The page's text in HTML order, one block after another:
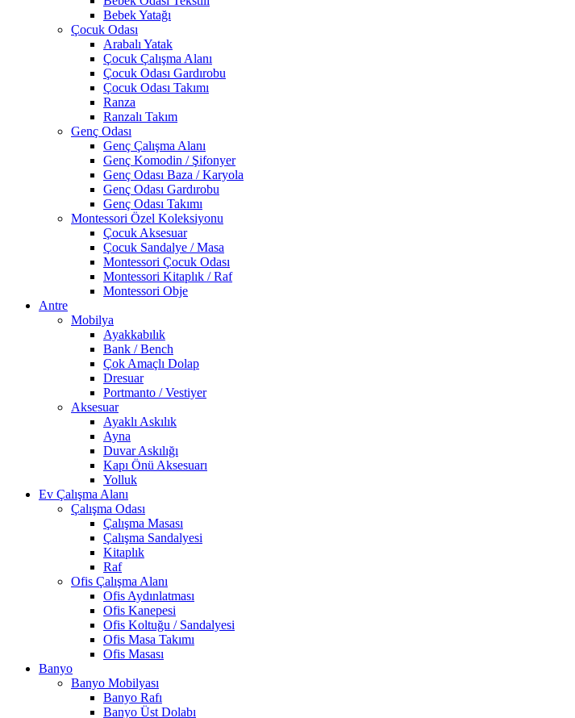
Bebek Yatağı
Çocuk Odası
Arabalı Yatak
Çocuk Çalışma Alanı
Çocuk Odası Gardırobu
Çocuk Odası Takımı
Ranza
Ranzalı Takım
Genç Odası
Genç Çalışma Alanı
Genç Komodin / Şifonyer
Genç Odası Baza / Karyola
Genç Odası Gardırobu
Genç Odası Takımı
Montessori Özel Koleksiyonu
Çocuk Aksesuar
Çocuk Sandalye / Masa
Montessori Çocuk Odası
Montessori Kitaplık / Raf
Montessori Obje
Antre
Mobilya
Ayakkabılık
Bank / Bench
Çok Amaçlı Dolap
Dresuar
Portmanto / Vestiyer
Aksesuar
Ayaklı Askılık
Ayna
Duvar Askılığı
Kapı Önü Aksesuarı
Yolluk
Ev Çalışma Alanı
Çalışma Odası
Çalışma Masası
Çalışma Sandalyesi
Kitaplık
Raf
Ofis Çalışma Alanı
Ofis Aydınlatması
Ofis Kanepesi
Ofis Koltuğu / Sandalyesi
Ofis Masa Takımı
Ofis Masası
Banyo
Banyo Mobilyası
Banyo Rafı
Banyo Üst Dolabı